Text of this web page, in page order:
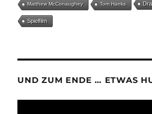
Matthew McConaughey Tom Hanks
Spielfilm
UND ZUM ENDE … ETWAS